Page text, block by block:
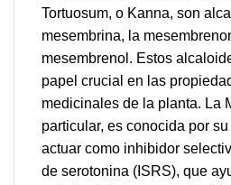
Tortuosum, o Kanna, son
mesembrina, la
mesembrenol. Estos
papel crucial en las
medicinales de la planta. La
particular, es conocida por
actuar como inhibidor
de serotonina (ISRS), que